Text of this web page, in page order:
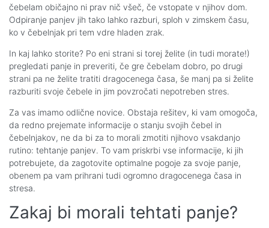
čebelam običajno ni prav nič všeč, če vstopate v njihov dom.
Odpiranje panjev jih tako lahko razburi, sploh v zimskem času,
ko v čebelnjak pri tem vdre hladen zrak.
In kaj lahko storite? Po eni strani si torej želite (in tudi morate!)
pregledati panje in preveriti, če gre čebelam dobro, po drugi
strani pa ne želite tratiti dragocenega časa, še manj pa si želite
razburiti svoje čebele in jim povzročati nepotreben stres.
Za vas imamo odlične novice. Obstaja rešitev, ki vam omogoča,
da redno prejemate informacije o stanju svojih čebel in
čebelnjakov, ne da bi za to morali zmotiti njihovo vsakdanjo
rutino: tehtanje panjev. To vam priskrbi vse informacije, ki jih
potrebujete, da zagotovite optimalne pogoje za svoje panje,
obenem pa vam prihrani tudi ogromno dragocenega časa in
stresa.
Zakaj bi morali tehtati panje?